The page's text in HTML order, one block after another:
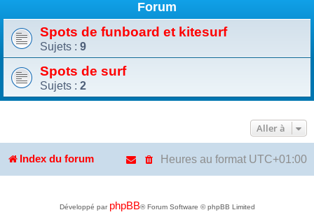
Forum
Spots de funboard et kitesurf
Sujets : 9
Spots de surf
Sujets : 2
Aller à
Index du forum Heures au format UTC+01:00
Développé par phpBB® Forum Software © phpBB Limited